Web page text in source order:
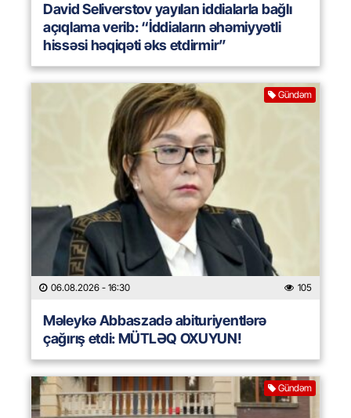
David Seliverstov yayılan iddialarla bağlı
açıqlama verib: “İddiaların əhəmiyyətli
hissəsi həqiqəti əks etdirmir”
Gündəm
06.08.2026 - 16:30 105
Məleykə Abbaszadə abituriyentlərə
çağırış etdi: MÜTLƏQ OXUYUN!
Gündəm